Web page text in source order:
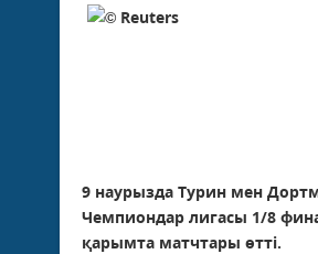
9 наурызда Турин мен
Чемпиондар лигасы 1/8
қарымта матчтары өтті.